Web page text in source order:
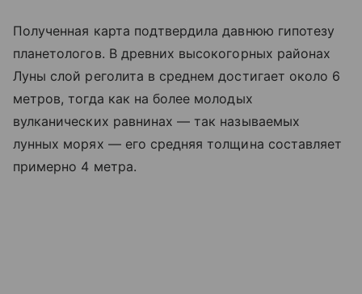
Полученная карта подтвердила давнюю гипотезу
планетологов. В древних высокогорных районах
Луны слой реголита в среднем достигает около 6
метров, тогда как на более молодых
вулканических равнинах — так называемых
лунных морях — его средняя толщина составляет
примерно 4 метра.